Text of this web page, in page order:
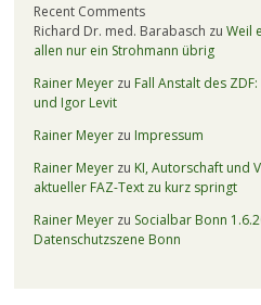
Recent Comments
Richard Dr. med. Barabasch zu Weil
allen nur ein Strohmann übrig
Rainer Meyerzu Fall Anstalt des
und Igor Levit
Rainer Meyerzu Impressum
Rainer Meyerzu KI, Autorschaft und
aktueller FAZ-Text zu kurz springt
Rainer Meyerzu Socialbar Bonn
Datenschutzszene Bonn